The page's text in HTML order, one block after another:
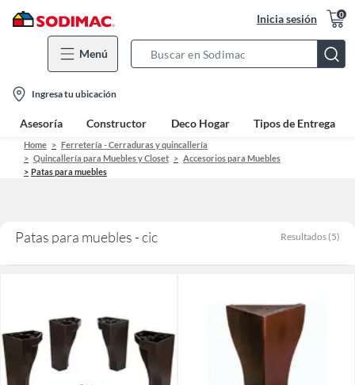
Inicia sesión 0
Menú
Bar
location-
icon
Ingresa tu ubicación
Asesoría Constructor Deco Hogar Tipos de Entrega
Home
Ferretería - Cerraduras y quincallería
Quincallería para Muebles y Closet
Accesorios para Muebles
Patas para muebles
Patas para muebles - cic Resultados (5)